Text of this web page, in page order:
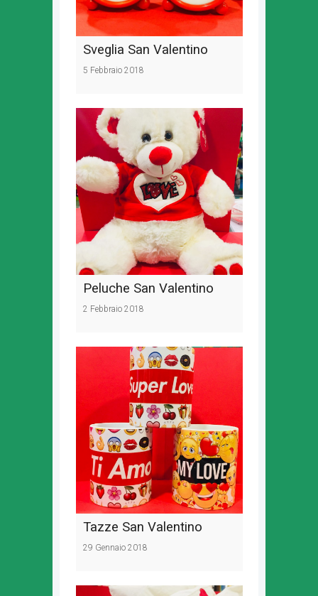
Sveglia San Valentino
5 Febbraio 2018
Peluche San Valentino
2 Febbraio 2018
Tazze San Valentino
29 Gennaio 2018